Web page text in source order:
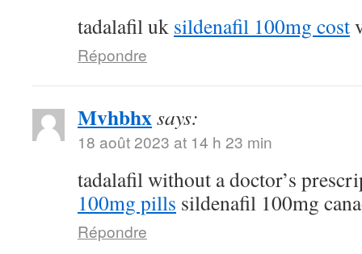
tadalafil uk sildenafil 100mg cost
Répondre
Mvhbhxsays:
18 août 2023 at 14 h 23 min
tadalafil without a doctor’s
100mg pills sildenafil 100mg
Répondre